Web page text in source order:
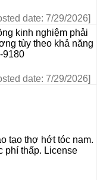
date: 7/29/2026]
kinh nghiệm phải
tùy theo khả năng
9180
date: 7/29/2026]
tạo thợ hớt tóc nam.
phí thấp. License